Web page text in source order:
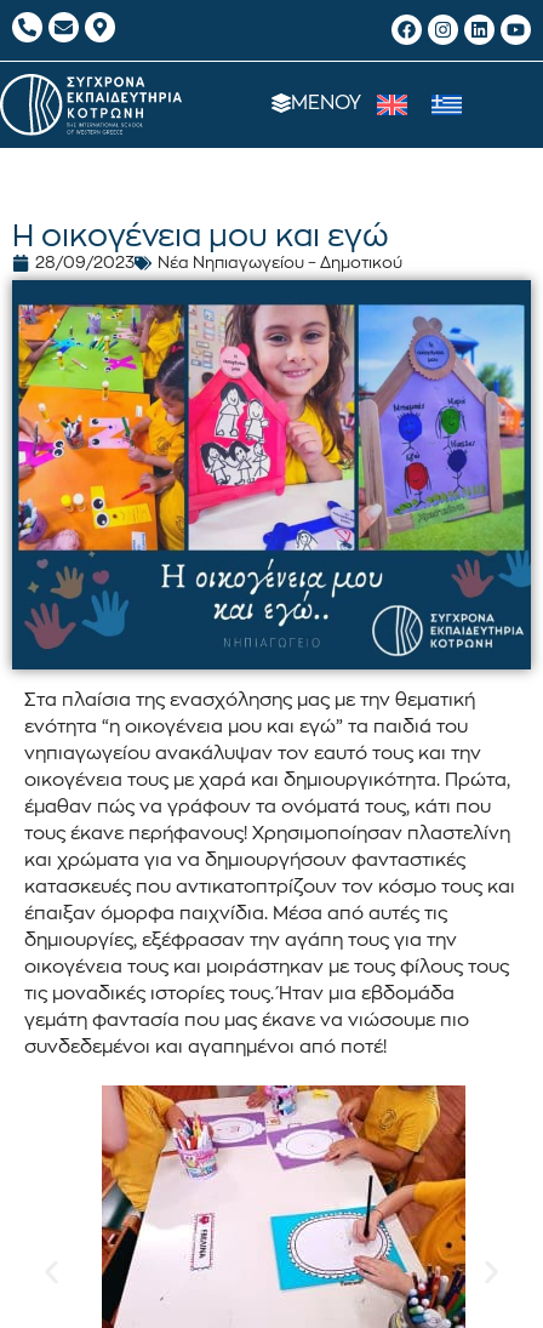
ΜΕΝΟΥ
Η οικογένεια μου και εγώ
28/09/2023 Νέα Νηπιαγωγείου – Δημοτικού
Στα πλαίσια της ενασχόλησης μας με την θεματική
ενότητα “η οικογένεια μου και εγώ” τα παιδιά του
νηπιαγωγείου ανακάλυψαν τον εαυτό τους και την
οικογένεια τους με χαρά και δημιουργικότητα. Πρώτα,
έμαθαν πώς να γράφουν τα ονόματά τους, κάτι που
τους έκανε περήφανους! Χρησιμοποίησαν πλαστελίνη
και χρώματα για να δημιουργήσουν φανταστικές
κατασκευές που αντικατοπτρίζουν τον κόσμο τους και
έπαιξαν όμορφα παιχνίδια. Μέσα από αυτές τις
δημιουργίες, εξέφρασαν την αγάπη τους για την
οικογένεια τους και μοιράστηκαν με τους φίλους τους
τις μοναδικές ιστορίες τους. Ήταν μια εβδομάδα
γεμάτη φαντασία που μας έκανε να νιώσουμε πιο
συνδεδεμένοι και αγαπημένοι από ποτέ!